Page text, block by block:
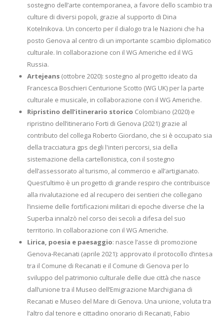
sostegno dell’arte contemporanea, a favore dello scambio tra
culture di diversi popoli, grazie al supporto di Dina
Kotelnikova. Un concerto per il dialogo tra le Nazioni che ha
posto Genova al centro di un importante scambio diplomatico
culturale. In collaborazione con il WG Americhe ed il WG
Russia.
Artejeans (ottobre 2020): sostegno al progetto ideato da
Francesca Boschieri Centurione Scotto (WG UK) per la parte
culturale e musicale, in collaborazione con il WG Americhe.
Ripristino dell’itinerario storico Colombiano (2020) e
ripristino dell’itinerario Forti di Genova (2021) grazie al
contributo del collega Roberto Giordano, che si è occupato sia
della tracciatura gps degli l'interi percorsi, sia della
sistemazione della cartellonistica, con il sostegno
dell’assessorato al turismo, al commercio e all’artigianato.
Quest’ultimo è un progetto di grande respiro che contribuisce
alla rivalutazione ed al recupero dei sentieri che collegano
l’insieme delle fortificazioni militari di epoche diverse che la
Superba innalzò nel corso dei secoli a difesa del suo
territorio. In collaborazione con il WG Americhe.
Lirica, poesia e paesaggio: nasce l’asse di promozione
Genova-Recanati (aprile 2021): approvato il protocollo d’intesa
tra il Comune di Recanati e il Comune di Genova per lo
sviluppo del patrimonio culturale delle due città che nasce
dall’unione tra il Museo dell’Emigrazione Marchigiana di
Recanati e Museo del Mare di Genova. Una unione, voluta tra
l’altro dal tenore e cittadino onorario di Recanati, Fabio